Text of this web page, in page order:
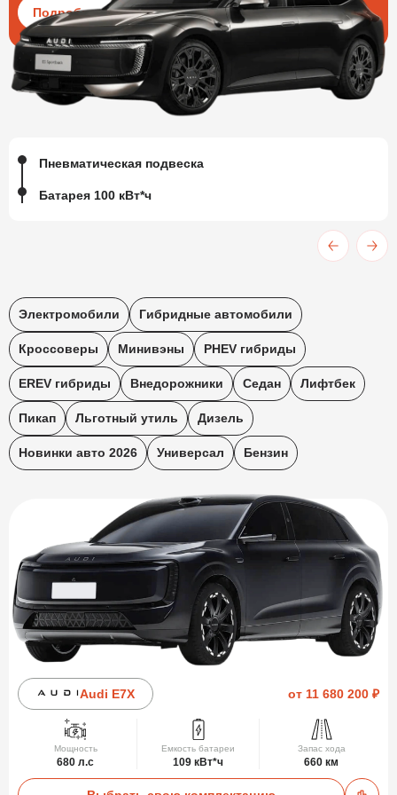
Подробнее
Пневматическая подвеска
Батарея 100 кВт*ч
Электромобили Гибридные автомобили
Кроссоверы Минивэны PHEV гибриды
EREV гибриды Внедорожники Седан Лифтбек
Пикап Льготный утиль Дизель
Новинки авто 2026 Универсал Бензин
Audi E7X от 11 680 200 ₽
Мощность
680 л.с
Емкость батареи
109 кВт*ч
Запас хода
660 км